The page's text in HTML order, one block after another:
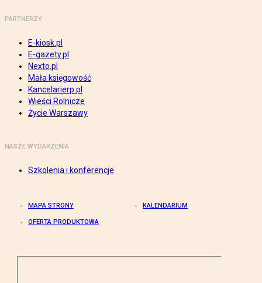
PARTNERZY
E-kiosk.pl
E-gazety.pl
Nexto.pl
Mała księgowość
Kancelarierp.pl
Wieści Rolnicze
Życie Warszawy
NASZE WYDARZENIA
Szkolenia i konferencje
MAPA STRONY KALENDARIUM
OFERTA PRODUKTOWA